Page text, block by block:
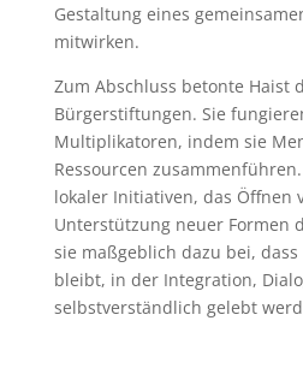
Gestaltung eines
mitwirken.
Zum Abschluss betonte Haist
Bürgerstiftungen. Sie
Multiplikatoren, indem sie
Ressourcen
lokaler Initiativen, das Öffnen
Unterstützung neuer Formen
sie maßgeblich dazu bei,
bleibt, in der Integration,
selbstverständlich gelebt